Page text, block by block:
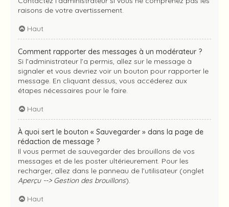
raisons de votre avertissement.
Haut
Comment rapporter des messages à un modérateur ?
Si l’administrateur l’a permis, allez sur le message à
signaler et vous devriez voir un bouton pour rapporter le
message. En cliquant dessus, vous accéderez aux
étapes nécessaires pour le faire.
Haut
À quoi sert le bouton « Sauvegarder » dans la page de
rédaction de message ?
Il vous permet de sauvegarder des brouillons de vos
messages et de les poster ultérieurement. Pour les
recharger, allez dans le panneau de l’utilisateur (onglet
Aperçu --> Gestion des brouillons).
Haut